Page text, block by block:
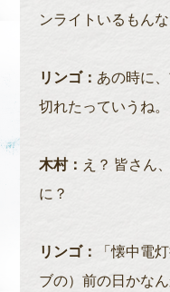
ンライトいるもんな
リンゴ： あの時に
切れたっていうね。
木村： え？ 皆さん
に？
リンゴ：
「懐中電
ブの）前の日かな